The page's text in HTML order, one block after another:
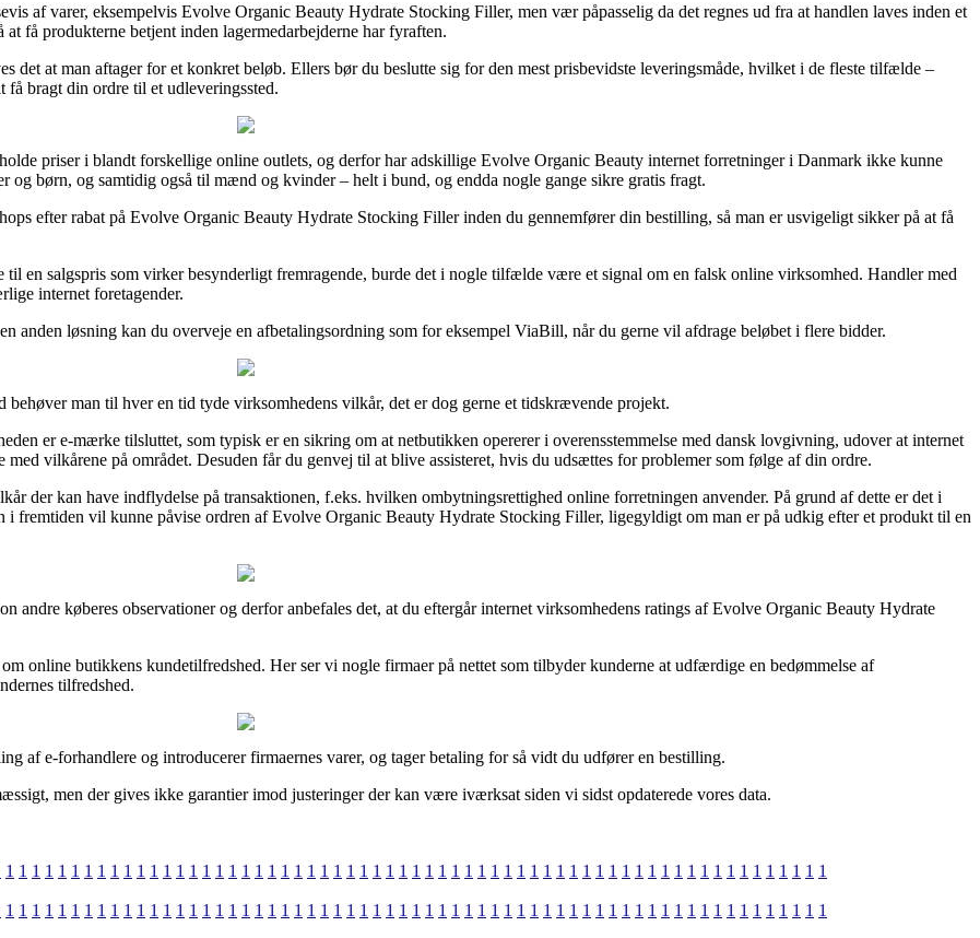
af varer, eksempelvis Evolve Organic Beauty Hydrate Stocking Filler, men vær påpasselig da det regnes ud fra at handlen laves inden et
få produkterne betjent inden lagermedarbejderne har fyraften.
det at man aftager for et konkret beløb. Ellers bør du beslutte sig for den mest prisbevidste leveringsmåde, hvilket i de fleste tilfælde –
bragt din ordre til et udleveringssted.
priser i blandt forskellige online outlets, og derfor har adskillige Evolve Organic Beauty internet forretninger i Danmark ikke kunne
og børn, og samtidig også til mænd og kvinder – helt i bund, og endda nogle gange sikre gratis fragt.
efter rabat på Evolve Organic Beauty Hydrate Stocking Filler inden du gennemfører din bestilling, så man er usvigeligt sikker på at få
en salgspris som virker besynderligt fremragende, burde det i nogle tilfælde være et signal om en falsk online virksomhed. Handler med
internet foretagender.
anden løsning kan du overveje en afbetalingsordning som for eksempel ViaBill, når du gerne vil afdrage beløbet i flere bidder.
man til hver en tid tyde virksomhedens vilkår, det er dog gerne et tidskrævende projekt.
er e-mærke tilsluttet, som typisk er en sikring om at netbutikken opererer i overensstemmelse med dansk lovgivning, udover at internet
vilkårene på området. Desuden får du genvej til at blive assisteret, hvis du udsættes for problemer som følge af din ordre.
der kan have indflydelse på transaktionen, f.eks. hvilken ombytningsrettighed online forretningen anvender. På grund af dette er det i
i fremtiden vil kunne påvise ordren af Evolve Organic Beauty Hydrate Stocking Filler, ligegyldigt om man er på udkig efter et produkt til en
andre køberes observationer og derfor anbefales det, at du eftergår internet virksomhedens ratings af Evolve Organic Beauty Hydrate
online butikkens kundetilfredshed. Her ser vi nogle firmaer på nettet som tilbyder kunderne at udfærdige en bedømmelse af
tilfredshed.
af e-forhandlere og introducerer firmaernes varer, og tager betaling for så vidt du udfører en bestilling.
men der gives ikke garantier imod justeringer der kan være iværksat siden vi sidst opdaterede vores data.
1 1 1 1 1 1 1 1 1 1 1 1 1 1 1 1 1 1 1 1 1 1 1 1 1 1 1 1 1 1 1 1 1 1 1 1 1 1 1 1 1 1 1 1 1 1 1 1 1 1 1 1 1 1 1 1 1 1 1 1 1 1 1
1 1 1 1 1 1 1 1 1 1 1 1 1 1 1 1 1 1 1 1 1 1 1 1 1 1 1 1 1 1 1 1 1 1 1 1 1 1 1 1 1 1 1 1 1 1 1 1 1 1 1 1 1 1 1 1 1 1 1 1 1 1 1